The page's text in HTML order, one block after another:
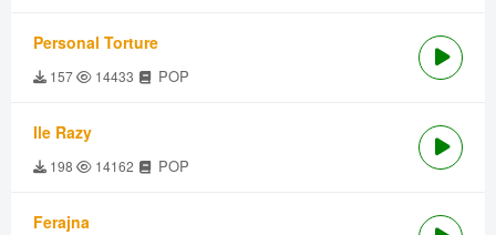
Personal Torture
157 14433 POP
Ile Razy
198 14162 POP
Ferajna